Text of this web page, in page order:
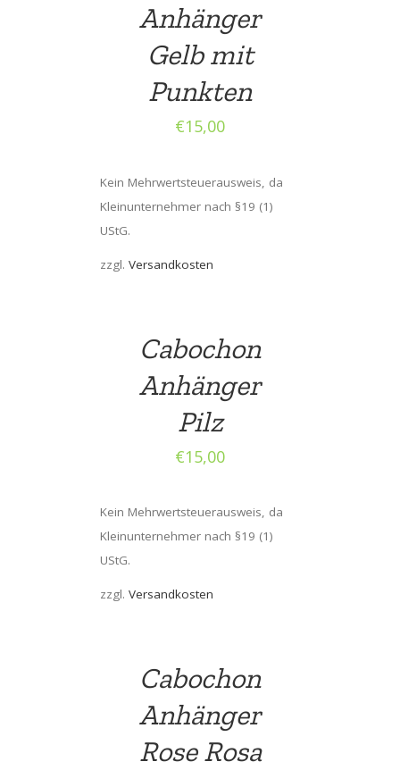
Anhänger
Gelb mit
Punkten
€15,00
Kein Mehrwertsteuerausweis, da
Kleinunternehmer nach §19 (1)
UStG.
zzgl. Versandkosten
Cabochon
Anhänger
Pilz
€15,00
Kein Mehrwertsteuerausweis, da
Kleinunternehmer nach §19 (1)
UStG.
zzgl. Versandkosten
Cabochon
Anhänger
Rose Rosa